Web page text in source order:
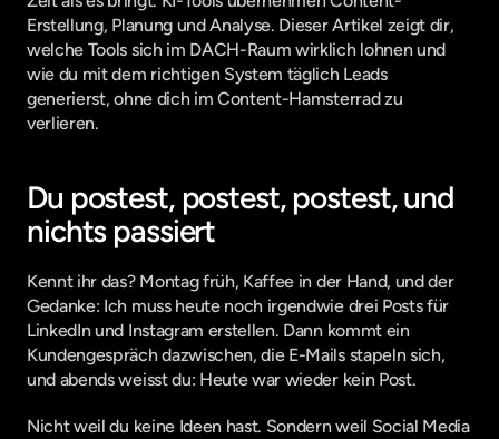
Erstellung, Planung und Analyse. Dieser Artikel zeigt dir,
welche Tools sich im DACH-Raum wirklich lohnen und
wie du mit dem richtigen System täglich Leads
generierst, ohne dich im Content-Hamsterrad zu
verlieren.
Du postest, postest, postest, und
nichts passiert
Kennt ihr das? Montag früh, Kaffee in der Hand, und der
Gedanke: Ich muss heute noch irgendwie drei Posts für
LinkedIn und Instagram erstellen. Dann kommt ein
Kundengespräch dazwischen, die E-Mails stapeln sich,
und abends weisst du: Heute war wieder kein Post.
Nicht weil du keine Ideen hast. Sondern weil Social Media